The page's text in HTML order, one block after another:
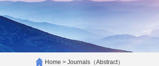
Home > Journals（Abstract）